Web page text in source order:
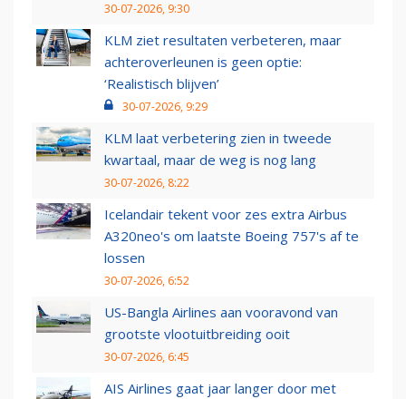
30-07-2026, 9:30
KLM ziet resultaten verbeteren, maar
achteroverleunen is geen optie:
‘Realistisch blijven’
30-07-2026, 9:29
KLM laat verbetering zien in tweede
kwartaal, maar de weg is nog lang
30-07-2026, 8:22
Icelandair tekent voor zes extra Airbus
A320neo's om laatste Boeing 757's af te
lossen
30-07-2026, 6:52
US-Bangla Airlines aan vooravond van
grootste vlootuitbreiding ooit
30-07-2026, 6:45
AIS Airlines gaat jaar langer door met